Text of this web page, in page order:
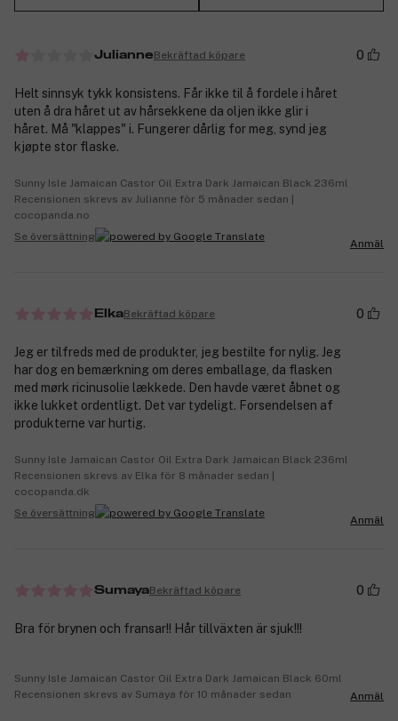
JulianneBekräftad köpare 0
Helt sinnsyk tykk konsistens. Får ikke til å fordele i håret
uten å dra håret ut av hårsekkene da oljen ikke glir i
håret. Må "klappes" i. Fungerer dårlig for meg, synd jeg
kjøpte stor flaske.
Sunny Isle Jamaican Castor Oil Extra Dark Jamaican Black 236ml
Recensionen skrevs av Julianne för 5 månader sedan |
cocopanda.no
Se översättning
Anmäl
ElkaBekräftad köpare 0
Jeg er tilfreds med de produkter, jeg bestilte for nylig. Jeg
har dog en bemærkning om deres emballage, da flasken
med mørk ricinusolie lækkede. Den havde været åbnet og
ikke lukket ordentligt. Det var tydeligt. Forsendelsen af ​​
produkterne var hurtig.
Sunny Isle Jamaican Castor Oil Extra Dark Jamaican Black 236ml
Recensionen skrevs av Elka för 8 månader sedan |
cocopanda.dk
Se översättning
Anmäl
SumayaBekräftad köpare 0
Bra för brynen och fransar!! Hår tillväxten är sjuk!!!
Sunny Isle Jamaican Castor Oil Extra Dark Jamaican Black 60ml
Recensionen skrevs av Sumaya för 10 månader sedan
Anmäl